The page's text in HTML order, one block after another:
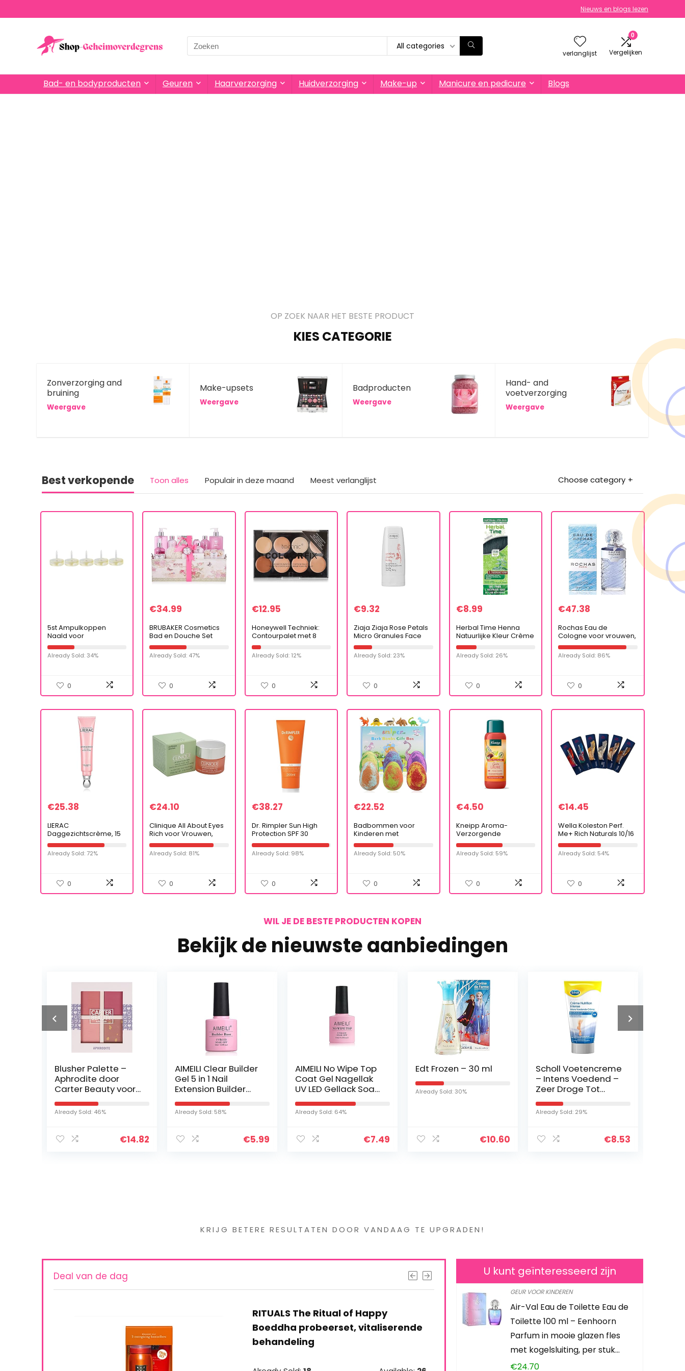
Nieuws en blogs lezen
All categories
verlanglijst
0
Vergelijken
Bad- en bodyproducten Geuren Haarverzorging Huidverzorging Make-up Manicure en pedicure Blogs
OP ZOEK NAAR HET BESTE PRODUCT
KIES CATEGORIE
Zonverzorging and
bruining
Weergave
Make-upsets
Weergave
Badproducten
Weergave
Hand- and
voetverzorging
Weergave
Best verkopende Toon alles Populair in deze maand Meest verlanglijst Choose category
5st Ampulkoppen
Naald voor
Hyaluronpen, 0,5ml
Hylauronzuur Injectie
Accessoires
Already Sold: 34%
0
€34.99
BRUBAKER Cosmetics
Bad en Douche Set
Rose Geur – 17-delige
Beauty Gift Set in
Vintage Geschenkdoos
Already Sold: 47%
0
€12.95
Honeywell Techniek:
Contourpalet met 8
kleuren Cream
Foundation (28 g).
Already Sold: 12%
0
€9.32
Ziaja Ziaja Rose Petals
Micro Granules Face
Scrub 60ml
Already Sold: 23%
0
€8.99
Herbal Time Henna
Natuurlijke Kleur Crème
Natuurlijke Zwarte Kleur
Nº 7 | Henna Haar | Dekt
Grijzen Haren |
Already Sold: 26%
0
€47.38
Rochas Eau de
Cologne voor vrouwen,
per stuk verpakt (1 x 100
ml)
Already Sold: 86%
0
€25.38
LIERAC
Daggezichtscrème, 15
ml
Already Sold: 72%
0
€24.10
Clinique All About Eyes
Rich voor Vrouwen,
Vermindert Kringen, 15
ml
Already Sold: 81%
0
€38.27
Dr. Rimpler Sun High
Protection SPF 30
Waterdichte en
zweetbestendige
zonnecrème,
Already Sold: 98%
0
€22.52
Badbommen voor
Kinderen met
Verrassing erin, 6 STKS
Dino-ei Handgemaakte
Natuurlijke
Already Sold: 50%
0
€4.50
Kneipp Aroma-
Verzorgende
Schuimbad Gute Laune,
400 Ml
Already Sold: 59%
0
€14.45
Wella Koleston Perf.
Me+ Rich Naturals 10/16
60ml
Already Sold: 54%
0
WIL JE DE BESTE PRODUCTEN KOPEN
Bekijk de nieuwste aanbiedingen
Blusher Palette –
Aphrodite door
Carter Beauty voor
Vrouwen – 13.6 oz
Blush
Already Sold: 46%
€14.82
AIMEILI Clear Builder
Gel 5 in 1 Nail
Extension Builder
Base Gel Nagellak
UV LED Gellack Soak
Off Nail
Already Sold: 58%
€5.99
AIMEILI No Wipe Top
Coat Gel Nagellak
UV LED Gellack Soak
Off Glanzend voor
Gel Nagels Nail Art
Manicure 10ml
Already Sold: 64%
€7.49
Edt Frozen – 30 ml
Already Sold: 30%
€10.60
Scholl Voetencreme
– Intens Voedend –
Zeer Droge Tot
Ruwe Huid – 150 ml
Already Sold: 29%
€8.53
KRIJG BETERE RESULTATEN DOOR VANDAAG TE UPGRADEN!
Deal van de dag
RITUALS The Ritual of Happy
Boeddha probeerset, vitaliserende
behandeling
U kunt geïnteresseerd zijn
GEUR VOOR KINDEREN
Air-Val Eau de Toilette Eau de
Toilette 100 ml – Eenhoorn
Parfum in mooie glazen fles
met kogelsluiting, per stuk…
€24.70